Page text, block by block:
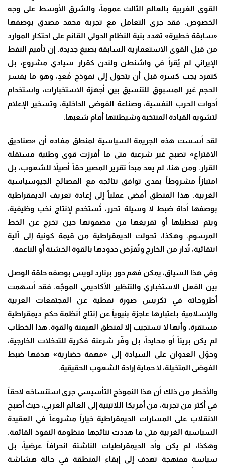
القوى الغربية بالعالم الثالث عموماً، والشرق الأوسط على وجه
الخصوص. فقد جرى التعامل مع تجربة محمد مصدق بوصفها
«سابقة خطيرة» تهدد بنية النظام الدولي القائم على احتكار الموارد
من قبل القوى الاستعمارية السابقة بصيغ جديدة. إن تأميم النفط
الإيراني لم يُقرأ في واشنطن ولندن كقرار سيادي مشروع، بل
كتمرد يجب كسره قبل أن يتحول إلى نموذج مُعدٍ، وهو ما يفسر
الحجم غير المسبوق للتنسيق بين أجهزة الاستخبارات، واستخدام
أدوات الحرب النفسية، وصناعة الفوضى الداخلية، وتسخير الإعلام
لتشويه القيادة المنتخبة وشيطنتها أمام شعبها.
لقد أسست هذه الجريمة السياسية لمنطق مفاده أن «صناديق
الاقتراع» تصبح غير شرعية متى ما أفرزت قوى وطنية مستقلة
القرار. ومن هنا، لم يعد مبدأ تقرير المصير حقاً أصيلاً للشعوب، بل
امتيازاً مشروطاً بمدى توافق نتائجه مع المصالح الجيوسياسية
الغربية. هذا المنطق أفضى عملياً إلى إعادة تعريف الديمقراطية
بوصفها أداة ضبط لا وسيلة تحرر، تُستخدم لإنتاج نخب وظيفية،
ويتم تعطيلها أو تفريغها من مضمونها حين تخرج عن الخط
المرسوم. وهكذا، تحولت الديمقراطية من قيمة كونية إلى آلية
انتقائية، تُدار من الخارج وتُفرَض حدودها بالقوة الخشنة أو الناعمة.
وفي هذا السياق، يمكن فهم دور برنارد لويس بوصفه حلقة الوصل
بين الفعل الاستخباري والتنظير الأكاديمي الموجّه. فقد أسهمت
أطروحاته في تكريس صورة نمطية عن المجتمعات العربية
والإسلامية باعتبارها عاجزة بنيوياً عن إنتاج أنظمة حكم ديمقراطية
مستقرة، وأنها لا تستجيب إلا لمنطق الهيمنة والقوة. هذا الخطاب
لم يكن بريئاً أو محايداً، بل وفّر شرعنة فكرية للتدخلات الخارجية،
وحوّل العدوان على السيادة إلى «مهمة حضارية» هدفها ضبط
الفوضى المتخيلة، لا حماية إرادة الشعوب الحقيقية.
والأخطر من ذلك أن هذا النموذج التأسيسي جرى استنساخه لاحقاً
في أكثر من تجربة، من أمريكا اللاتينية إلى العالم العربي، حيث أصبح
الانقلاب على المسارات الديمقراطية خياراً مشروعاً في العقيدة
السياسية الغربية متى ما هددت نتائجها منظومة النفوذ القائمة.
وهكذا، لم يكن وأد الديمقراطيات الناشئة انحرافاً عرضياً، بل
سياسة ممنهجة تهدف إلى إبقاء المنطقة في حالة هشاشة